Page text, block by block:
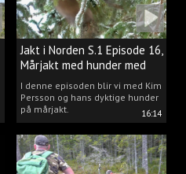
16:14
Jakt i Norden S.1 Episode 16,
Mårjakt med hunder med
Kim Persson
I denne episoden blir vi med Kim
Persson og hans dyktige hunder
på mårjakt.